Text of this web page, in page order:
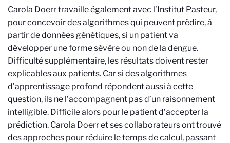
Carola Doerr travaille également avec l’Institut Pasteur,
pour concevoir des algorithmes qui peuvent prédire, à
partir de données génétiques, si un patient va
développer une forme sévère ou non de la dengue.
Difficulté supplémentaire, les résultats doivent rester
explicables aux patients. Car si des algorithmes
d’apprentissage profond répondent aussi à cette
question, ils ne l’accompagnent pas d’un raisonnement
intelligible. Difficile alors pour le patient d’accepter la
prédiction. Carola Doerr et ses collaborateurs ont trouvé
des approches pour réduire le temps de calcul, passant